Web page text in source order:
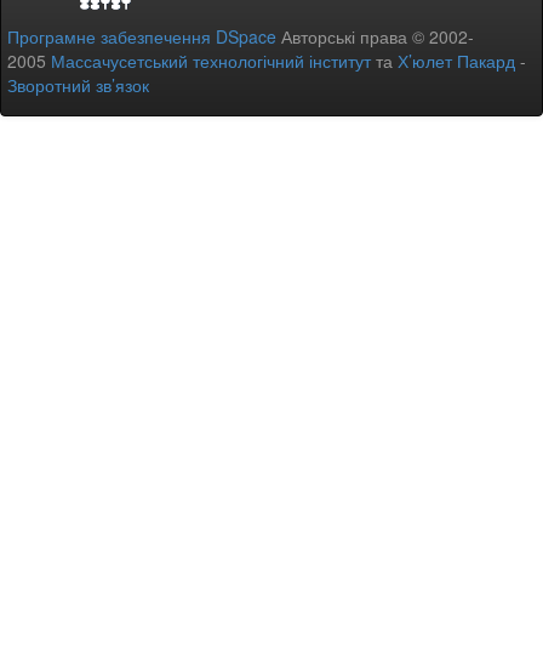
Програмне забезпечення DSpace Авторські права © 2002-
2005 Массачусетський технологічний інститутта Х’юлет Пакард -
Зворотний зв’язок